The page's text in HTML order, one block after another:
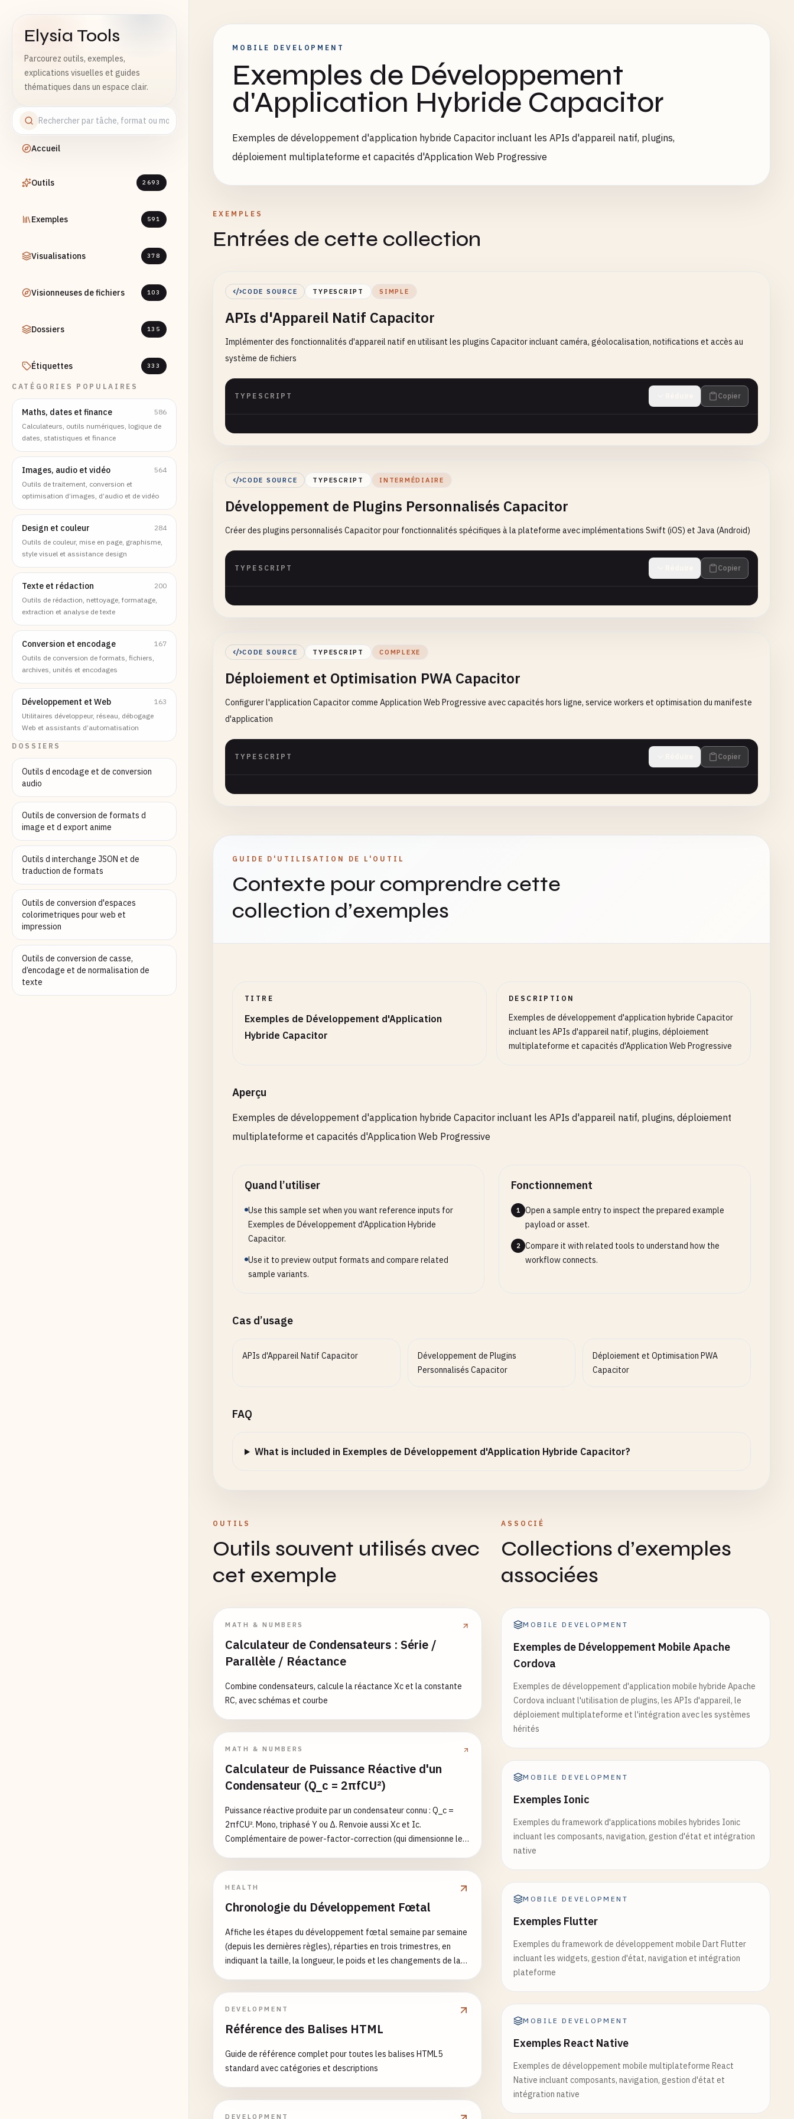
Elysia Tools
Parcourez outils, exemples,
explications visuelles et guides
thématiques dans un espace clair.
Accueil
Outils 2693
Exemples 591
Visualisations 378
Visionneuses de fichiers 103
Dossiers 135
Étiquettes 333
CATÉGORIES POPULAIRES
Maths, dates et finance
586
Calculateurs, outils numériques, logique de
dates, statistiques et finance
Images, audio et vidéo
564
Outils de traitement, conversion et
optimisation d’images, d’audio et de vidéo
Design et couleur
284
Outils de couleur, mise en page, graphisme,
style visuel et assistance design
Texte et rédaction
200
Outils de rédaction, nettoyage, formatage,
extraction et analyse de texte
Conversion et encodage
167
Outils de conversion de formats, fichiers,
archives, unités et encodages
Développement et Web
163
Utilitaires développeur, réseau, débogage
Web et assistants d’automatisation
DOSSIERS
Outils d encodage et de conversion
audio
Outils de conversion de formats d
image et d export anime
Outils d interchange JSON et de
traduction de formats
Outils de conversion d'espaces
colorimetriques pour web et
impression
Outils de conversion de casse,
d’encodage et de normalisation de
texte
MOBILE DEVELOPMENT
Exemples de Développement
d'Application Hybride Capacitor
Exemples de développement d'application hybride Capacitor incluant les APIs d'appareil natif, plugins,
déploiement multiplateforme et capacités d'Application Web Progressive
EXEMPLES
Entrées de cette collection
CODE SOURCE TYPESCRIPT SIMPLE
APIs d'Appareil Natif Capacitor
Implémenter des fonctionnalités d'appareil natif en utilisant les plugins Capacitor incluant caméra, géolocalisation, notifications et accès au
système de fichiers
TYPESCRIPT Copier
CODE SOURCE TYPESCRIPT INTERMÉDIAIRE
Développement de Plugins Personnalisés Capacitor
Créer des plugins personnalisés Capacitor pour fonctionnalités spécifiques à la plateforme avec implémentations Swift (iOS) et Java (Android)
TYPESCRIPT Copier
CODE SOURCE TYPESCRIPT COMPLEXE
Déploiement et Optimisation PWA Capacitor
Configurer l'application Capacitor comme Application Web Progressive avec capacités hors ligne, service workers et optimisation du manifeste
d'application
TYPESCRIPT Copier
GUIDE D'UTILISATION DE L'OUTIL
Contexte pour comprendre cette
collection d’exemples
TITRE
Exemples de Développement d'Application
Hybride Capacitor
DESCRIPTION
Exemples de développement d'application hybride Capacitor
incluant les APIs d'appareil natif, plugins, déploiement
multiplateforme et capacités d'Application Web Progressive
Aperçu
Exemples de développement d'application hybride Capacitor incluant les APIs d'appareil natif, plugins, déploiement
multiplateforme et capacités d'Application Web Progressive
Quand l’utiliser
Use this sample set when you want reference inputs for
Exemples de Développement d'Application Hybride
Capacitor.
Use it to preview output formats and compare related
sample variants.
Fonctionnement
1
Open a sample entry to inspect the prepared example
payload or asset.
2
Compare it with related tools to understand how the
workflow connects.
Cas d’usage
APIs d'Appareil Natif Capacitor
Développement de Plugins
Personnalisés Capacitor
Déploiement et Optimisation PWA
Capacitor
FAQ
What is included in Exemples de Développement d'Application Hybride Capacitor?
OUTILS
Outils souvent utilisés avec
cet exemple
MATH & NUMBERS
Calculateur de Condensateurs : Série /
Parallèle / Réactance
Combine condensateurs, calcule la réactance Xc et la constante
RC, avec schémas et courbe
MATH & NUMBERS
Calculateur de Puissance Réactive d'un
Condensateur (Q_c = 2πfCU²)
Puissance réactive produite par un condensateur connu : Q_c =
2πfCU². Mono, triphasé Y ou Δ. Renvoie aussi Xc et Ic.
Complémentaire de power-factor-correction (qui dimensionne le
HEALTH
Chronologie du Développement Fœtal
Affiche les étapes du développement fœtal semaine par semaine
(depuis les dernières règles), réparties en trois trimestres, en
indiquant la taille, la longueur, le poids et les changements de la
DEVELOPMENT
Référence des Balises HTML
Guide de référence complet pour toutes les balises HTML5
standard avec catégories et descriptions
DEVELOPMENT
ASSOCIÉ
Collections d’exemples
associées
MOBILE DEVELOPMENT
Exemples de Développement Mobile Apache
Cordova
Exemples de développement d'application mobile hybride Apache
Cordova incluant l'utilisation de plugins, les APIs d'appareil, le
déploiement multiplateforme et l'intégration avec les systèmes
hérités
MOBILE DEVELOPMENT
Exemples Ionic
Exemples du framework d'applications mobiles hybrides Ionic
incluant les composants, navigation, gestion d'état et intégration
native
MOBILE DEVELOPMENT
Exemples Flutter
Exemples du framework de développement mobile Dart Flutter
incluant les widgets, gestion d'état, navigation et intégration
plateforme
MOBILE DEVELOPMENT
Exemples React Native
Exemples de développement mobile multiplateforme React
Native incluant composants, navigation, gestion d'état et
intégration native